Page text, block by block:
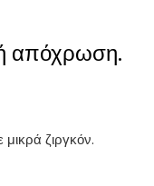
απόχρωση.
ζιργκόν.